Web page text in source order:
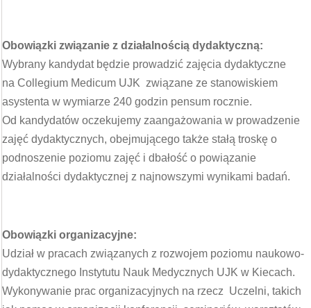
Obowiązki związanie z działalnością dydaktyczną:
Wybrany kandydat będzie prowadzić zajęcia dydaktyczne
na Collegium Medicum UJK związane ze stanowiskiem
asystenta w wymiarze 240 godzin pensum rocznie.
Od kandydatów oczekujemy zaangażowania w prowadzenie
zajęć dydaktycznych, obejmującego także stałą troskę o
podnoszenie poziomu zajęć i dbałość o powiązanie
działalności dydaktycznej z najnowszymi wynikami badań.
Obowiązki organizacyjne:
Udział w pracach związanych z rozwojem poziomu naukowo-
dydaktycznego Instytutu Nauk Medycznych UJK w Kiecach.
Wykonywanie prac organizacyjnych na rzecz Uczelni, takich